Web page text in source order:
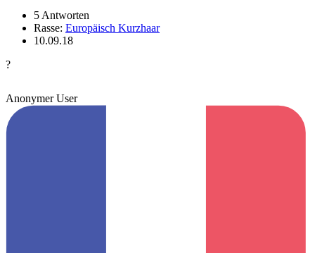
5 Antworten
Rasse: Europäisch Kurzhaar
10.09.18
?
Anonymer User